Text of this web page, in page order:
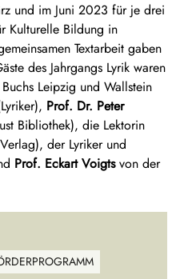
und im Juni 2023 für je drei
Kulturelle Bildung in
Textarbeit gaben
des Jahrgangs Lyrik waren
Leipzig und Wallstein
Prof. Dr. Peter
Bibliothek), die Lektorin
der Lyriker und
Prof. Eckart Voigtsvon der